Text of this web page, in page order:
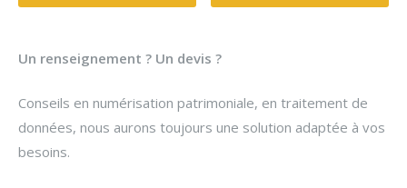
Un renseignement ? Un devis ?
Conseils en numérisation patrimoniale, en traitement de
données, nous aurons toujours une solution adaptée à vos
besoins.